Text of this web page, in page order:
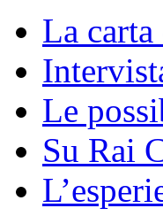
La
Le
Su Rai